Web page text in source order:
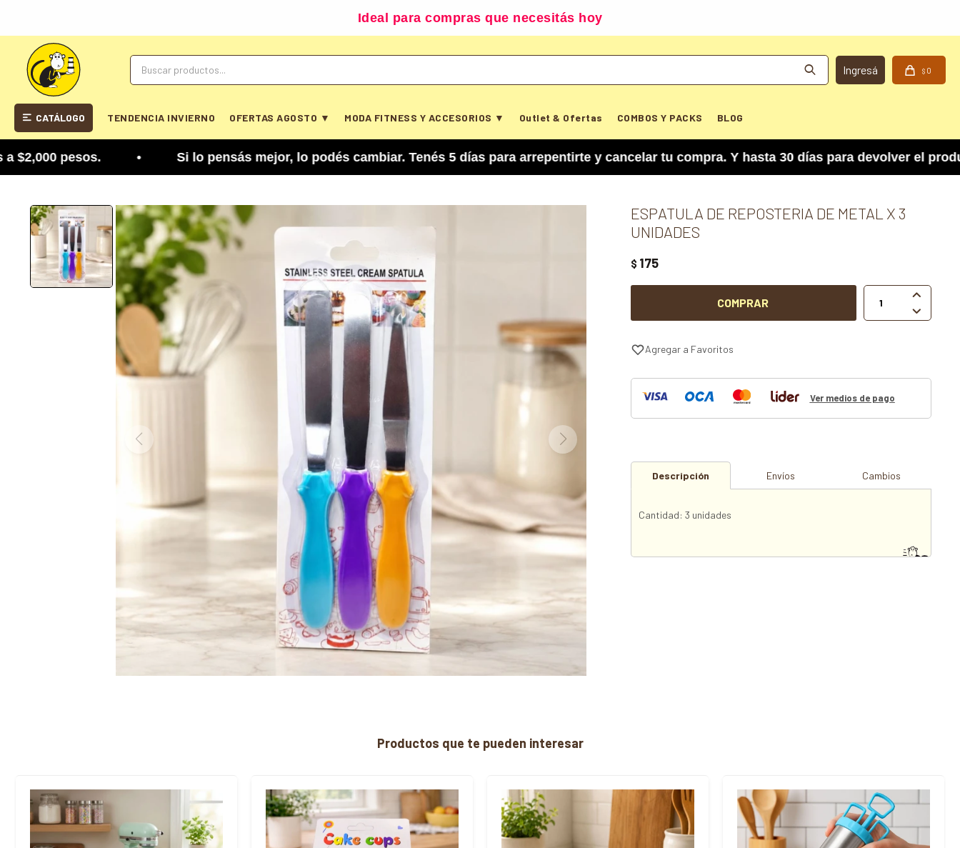
Ideal para compras que necesitás hoy
CATÁLOGO TENDENCIA INVIERNO OFERTAS AGOSTO ▼ MODA FITNESS Y ACCESORIOS ▼ Outlet & Ofertas COMBOS Y PACKS BLOG
$ 0
pesos. • Si lo pensás mejor, lo podés cambiar. Tenés 5 días para arrepentirte y cancelar tu compra. Y hasta 30 días para devolver el
ESPATULA DE REPOSTERIA DE METAL X 3
UNIDADES
$ 175
COMPRAR


Ver medios de pago
Descripción Envíos Cambios
Cantidad: 3 unidades
Productos que te pueden interesar